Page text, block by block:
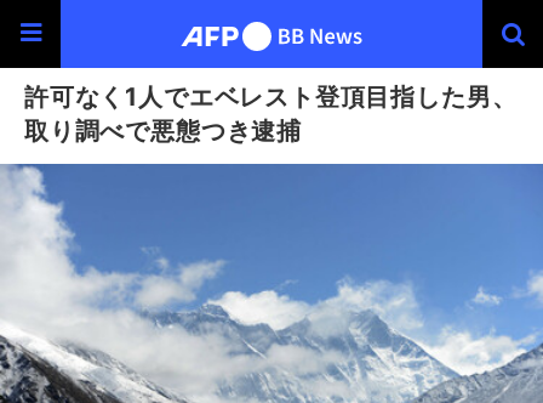
許可なく1人でエベレスト登頂目指した男、
取り調べで悪態つき逮捕